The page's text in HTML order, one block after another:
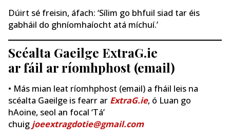
Dúirt sé freisin, áfach: ‘Sílim go bhfuil siad tar éis
gabháil do ghníomhaíocht atá míchuí.’
Scéalta Gaeilge ExtraG.ie
ar fáil ar ríomhphost (email)
• Más mian leat ríomhphost (email) a fháil leis na
scéalta Gaeilge is fearr ar ExtraG.ie, ó Luan go
hAoine, seol an focal ‘Tá’
chuig joeextragdotie@gmail.com